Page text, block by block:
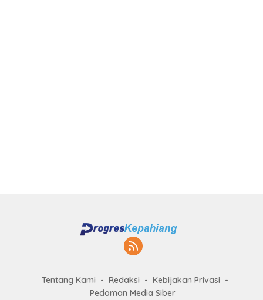
Tentang Kami Redaksi
Kebijakan Privasi
Pedoman Media Siber